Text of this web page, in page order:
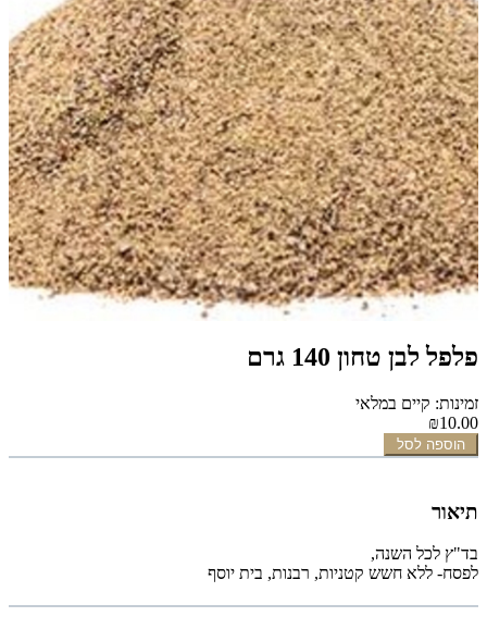
פלפל לבן טחון 140 גרם
זמינות: קיים במלאי
₪10.00
הוספה לסל
תיאור
בד"ץ לכל השנה,
לפסח- ללא חשש קטניות, רבנות, בית יוסף